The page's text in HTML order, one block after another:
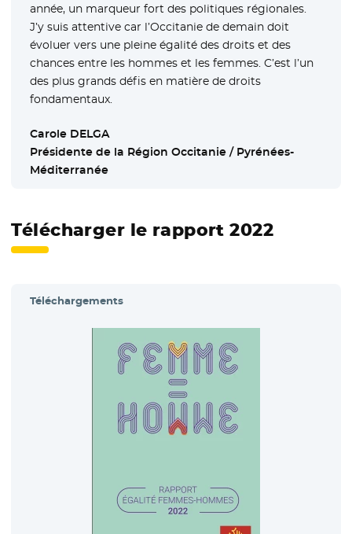
année, un marqueur fort des politiques régionales.
J’y suis attentive car l’Occitanie de demain doit
évoluer vers une pleine égalité des droits et des
chances entre les hommes et les femmes. C’est l’un
des plus grands défis en matière de droits
fondamentaux.
Carole DELGA
Présidente de la Région Occitanie / Pyrénées-
Méditerranée
Télécharger le rapport 2022
Téléchargements